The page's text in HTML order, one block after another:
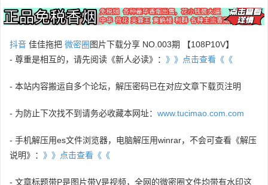
抖音 佳佳拖把 微密圈 图片下载分享 NO.003期 【108P10V】
- 尊重是相互的，请先阅读《新人必读》： 》》点击查看《《
- 本站内容搬运自多个论坛，解压密码已在对应文章下载页注明
- 为防止下次找不到请务必收藏本网址： www.tucimao.com.com
- 手机解压用es文件浏览器，电脑解压用winrar，不会可查看《解压
说明》： 》》点击查看《《
- 文章标题带P是图片带V是视频，全网的微密圈文件均带有水印这